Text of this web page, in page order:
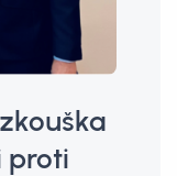
proti